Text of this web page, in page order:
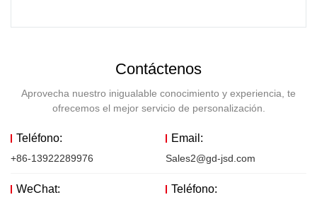
Contáctenos
Aprovecha nuestro inigualable conocimiento y experiencia, te
ofrecemos el mejor servicio de personalización.
Teléfono:
+86-13922289976
Email:
Sales2@gd-jsd.com
WeChat: Teléfono: